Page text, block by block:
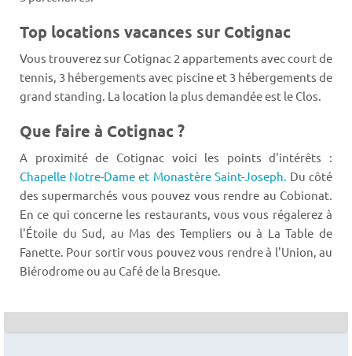
Top locations vacances sur Cotignac
Vous trouverez sur Cotignac 2 appartements avec court de
tennis, 3 hébergements avec piscine et 3 hébergements de
grand standing. La location la plus demandée est le Clos.
Que faire à Cotignac ?
A proximité de Cotignac voici les points d'intérêts :
Chapelle Notre-Dame et Monastère Saint-Joseph. Du côté
des supermarchés vous pouvez vous rendre au Cobionat.
En ce qui concerne les restaurants, vous vous régalerez à
l'Étoile du Sud, au Mas des Templiers ou à La Table de
Fanette. Pour sortir vous pouvez vous rendre à l'Union, au
Biérodrome ou au Café de la Bresque.